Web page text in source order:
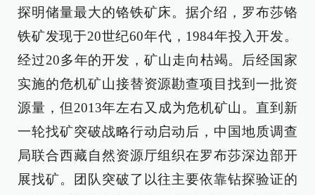
探明储量最大的铬铁矿床。据介绍，罗布莎铬
铁矿发现于20世纪60年代，1984年投入开发。
经过20多年的开发，矿山走向枯竭。后经国家
实施的危机矿山接替资源勘查项目找到一批资
源量，但2013年左右又成为危机矿山。直到新
一轮找矿突破战略行动启动后，中国地质调查
局联合西藏自然资源厅组织在罗布莎深边部开
展找矿。团队突破了以往主要依靠钻探验证的